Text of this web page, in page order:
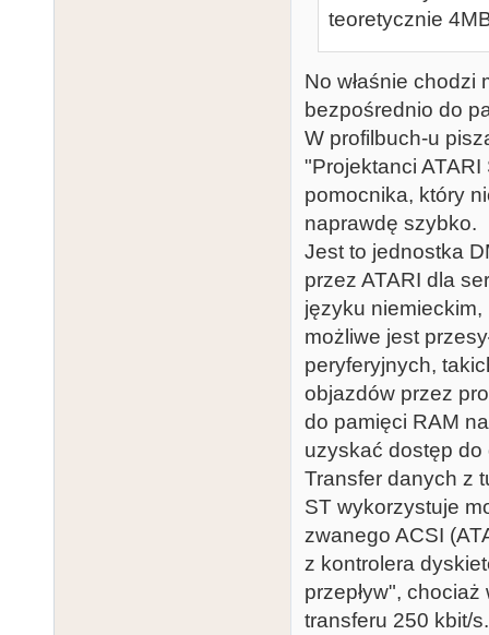
teoretycznie
No właśnie chodzi
bezpośrednio do
W profilbuch-u
"Projektanci
pomocnika, który
naprawdę szybko.
Jest to jednostka
przez ATARI dla
języku niemieckim,
możliwe jest
peryferyjnych,
objazdów przez
do pamięci RAM
uzyskać dostęp do
Transfer danych z
ST wykorzystuje
zwanego ACSI
z kontrolera
przepływ",
transferu 250 kbit/